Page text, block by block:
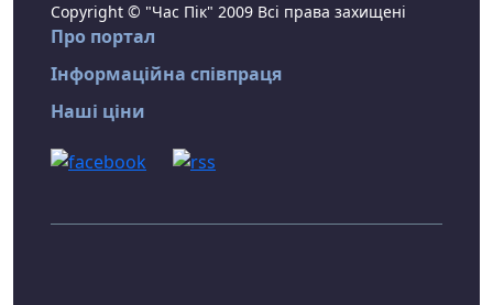
Copyright © "Час Пік" 2009 Всі права захищені
Про портал
Інформаційна співпраця
Наші ціни